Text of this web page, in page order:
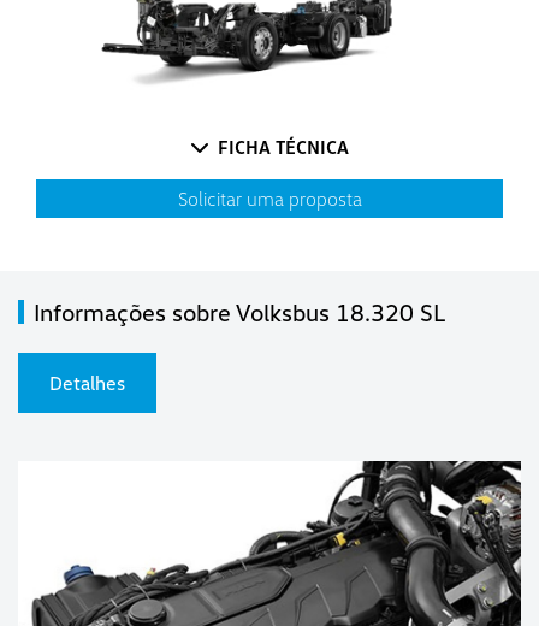
FICHA TÉCNICA
Solicitar uma proposta
Informações sobre Volksbus 18.320 SL
Detalhes